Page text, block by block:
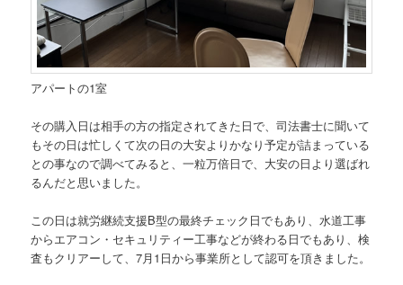
アパートの1室
その購入日は相手の方の指定されてきた日で、司法書士に聞いて
もその日は忙しくて次の日の大安よりかなり予定が詰まっている
との事なので調べてみると、一粒万倍日で、大安の日より選ばれ
るんだと思いました。
この日は就労継続支援B型の最終チェック日でもあり、水道工事
からエアコン・セキュリティー工事などが終わる日でもあり、検
査もクリアーして、7月1日から事業所として認可を頂きました。